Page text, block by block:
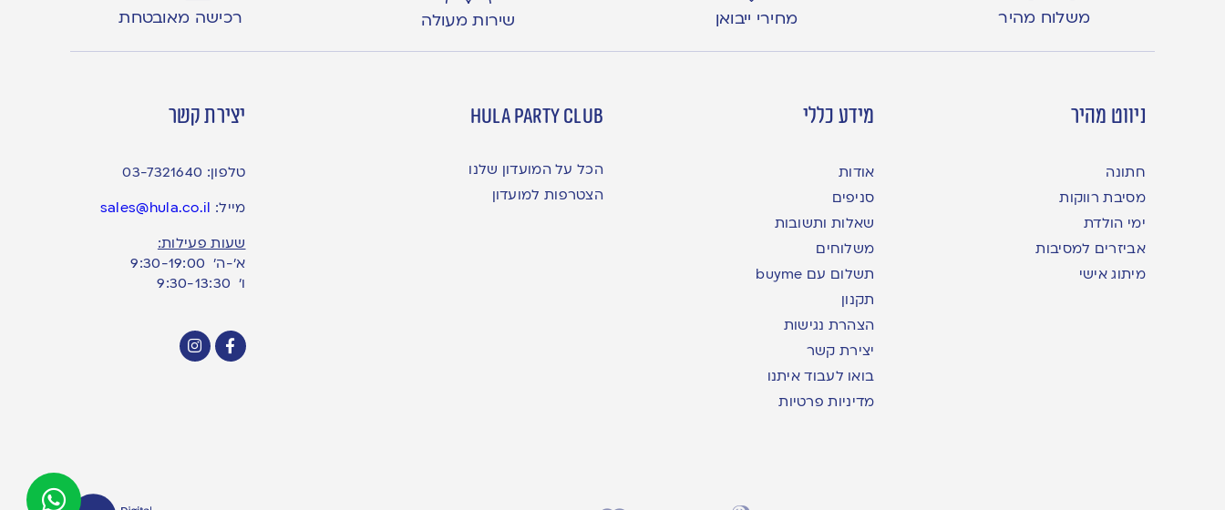
משלוח מהיר מחירי ייבואן שירות מעולה רכישה מאובטחת
ניווט מהיר
חתונה
מסיבת רווקות
ימי הולדת
אביזרים למסיבות
מיתוג אישי
מידע כללי
אודות
סניפים
שאלות ותשובות
משלוחים
תשלום עם buyme
תקנון
הצהרת נגישות
יצירת קשר
בואו לעבוד איתנו
מדיניות פרטיות
hula party club
הכל על המועדון שלנו
הצטרפות למועדון
יצירת קשר
טלפון: 03-7321640
מייל: sales@hula.co.il
שעות פעילות:
א’-ה’ 9:30-19:00
ו׳ 9:30-13:30